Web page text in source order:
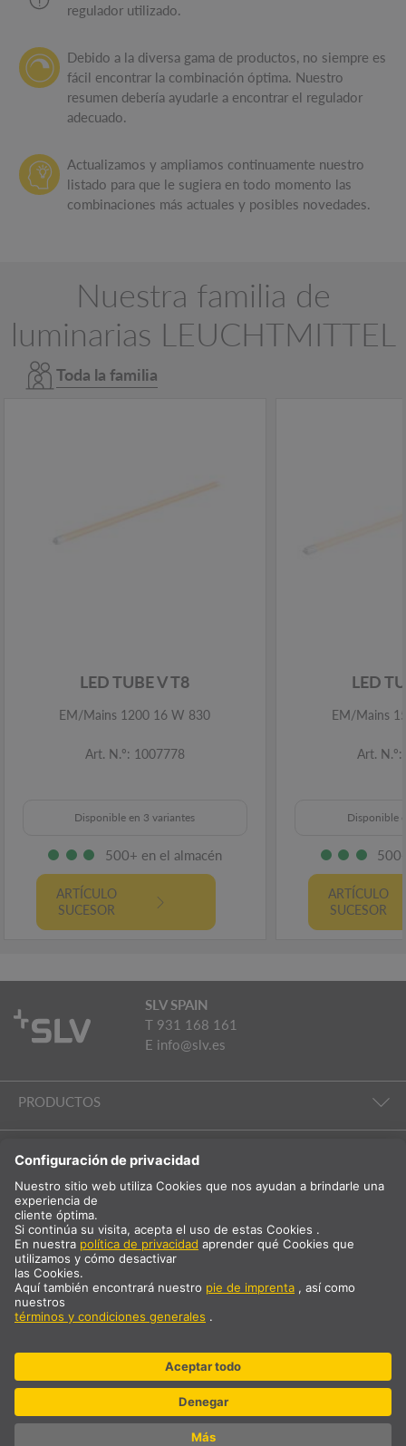
regulador utilizado.
Debido a la diversa gama de productos, no siempre es
fácil encontrar la combinación óptima. Nuestro
resumen debería ayudarle a encontrar el regulador
adecuado.
Actualizamos y ampliamos continuamente nuestro
listado para que le sugiera en todo momento las
combinaciones más actuales y posibles novedades.
Nuestra familia de
luminarias LEUCHTMITTEL
Toda la familia
LED TUBE V T8
EM/Mains 1200 16 W 830
Art. N.º: 1007778
Disponible en 3 variantes
500+ en el almacén
ARTÍCULO
SUCESOR
LED
EM/Mains
Art.
Disponible
ARTÍCULO
SUCESOR
SLV SPAIN
T 931 168 161
E info@slv.es
PRODUCTOS
ILUMINACIÓN AMBIENTAL
EMPRESA Y SERVICIO TÉCNICO
INTERNACIONAL
ES
comerciales / registrados.
© SLV Germany 2026. All rights reserved
Configuración de las «cookies»